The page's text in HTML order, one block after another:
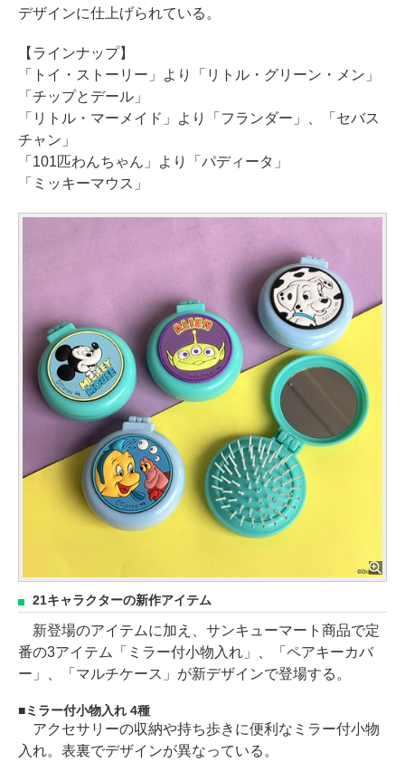
デザインに仕上げられている。
【ラインナップ】
「トイ・ストーリー」より「リトル・グリーン・メン」
「チップとデール」
「リトル・マーメイド」より「フランダー」、「セバス
チャン」
「101匹わんちゃん」より「パディータ」
「ミッキーマウス」
21キャラクターの新作アイテム
新登場のアイテムに加え、サンキューマート商品で定
番の3アイテム「ミラー付小物入れ」、「ペアキーカバ
ー」、「マルチケース」が新デザインで登場する。
ミラー付小物入れ 4種
アクセサリーの収納や持ち歩きに便利なミラー付小物
入れ。表裏でデザインが異なっている。